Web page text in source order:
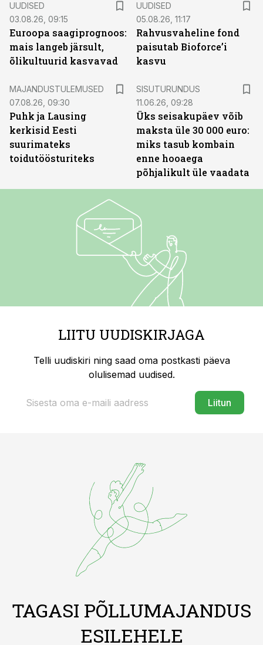
UUDISED
03.08.26, 09:15
Euroopa saagiprognoos:
mais langeb järsult,
õlikultuurid kasvavad
UUDISED
05.08.26, 11:17
Rahvusvaheline fond
paisutab Bioforce’i
kasvu
MAJANDUSTULEMUSED
07.08.26, 09:30
Puhk ja Lausing
kerkisid Eesti
suurimateks
toidutöösturiteks
SISUTURUNDUS
11.06.26, 09:28
Üks seisakupäev võib
maksta üle 30 000 euro:
miks tasub kombain
enne hooaega
põhjalikult üle vaadata
LIITU UUDISKIRJAGA
Telli uudiskiri ning saad oma postkasti päeva
olulisemad uudised.
Liitun
TAGASI PÕLLUMAJANDUS
ESILEHELE